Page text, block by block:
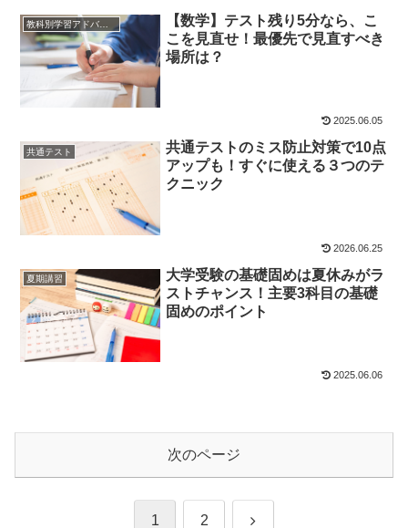
教科別学習アドバイス
【数学】テスト残り5分なら、こ
こを見直せ！最優先で見直すべき
場所は？
2025.06.05
共通テスト
共通テストのミス防止対策で10点
アップも！すぐに使える３つのテ
クニック
2026.06.25
夏期講習
大学受験の基礎固めは夏休みがラ
ストチャンス！主要3科目の基礎
固めのポイント
2025.06.06
次のページ
1 2 次